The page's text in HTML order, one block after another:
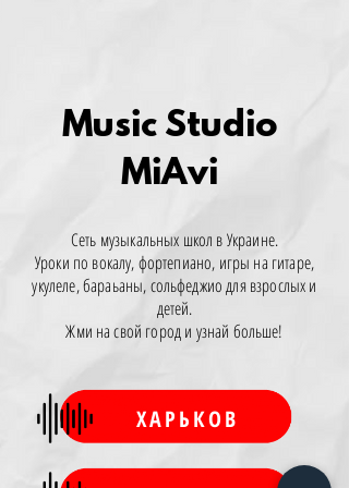
Music Studio
MiAvi
Сеть музыкальных школ в Украине.
Уроки по вокалу, фортепиано, игры на гитаре,
укулеле, бараьаны, сольфеджио для взрослых и
детей.
Жми на свой город и узнай больше!
ХАРЬКОВ